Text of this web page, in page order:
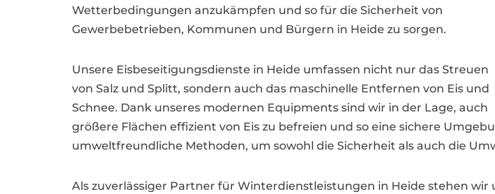
Wetterbedingungen anzukämpfen und so für die Sicherheit von
Gewerbebetrieben, Kommunen und Bürgern in Heide zu sorgen.
Unsere Eisbeseitigungsdienste in Heide umfassen nicht nur das Streuen
von Salz und Splitt, sondern auch das maschinelle Entfernen von Eis und
Schnee. Dank unseres modernen Equipments sind wir in der Lage, auch
größere Flächen effizient von Eis zu befreien und so eine sichere
umweltfreundliche Methoden, um sowohl die Sicherheit als auch die
Als zuverlässiger Partner für Winterdienstleistungen in Heide stehen